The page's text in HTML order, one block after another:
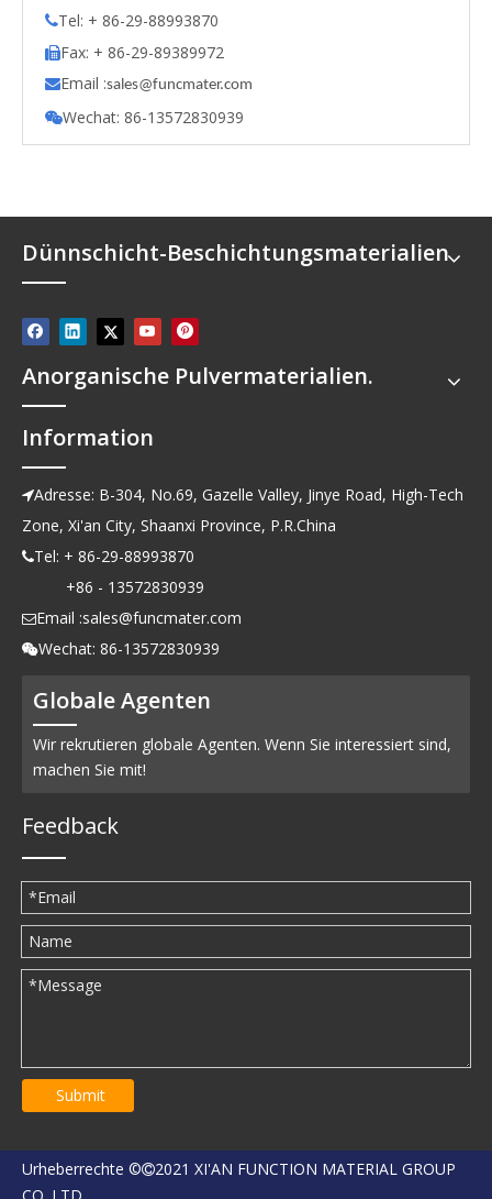
Tel: + 86-29-88993870
Fax: + 86-29-89389972
Email :sales@funcmater.com
Wechat: 86-13572830939
Dünnschicht-Beschichtungsmaterialien
Anorganische Pulvermaterialien.
Information
Adresse: B-304, No.69, Gazelle Valley, Jinye Road, High-Tech
Zone, Xi'an City, Shaanxi Province, P.R.China
Tel: + 86-29-88993870
+86 - 13572830939
Email :sales@funcmater.com
Wechat: 86-13572830939
Globale Agenten
Wir rekrutieren globale Agenten. Wenn Sie interessiert sind,
machen Sie mit!
Feedback
Submit
Urheberrechte ©2021 XI'AN FUNCTION MATERIAL GROUP